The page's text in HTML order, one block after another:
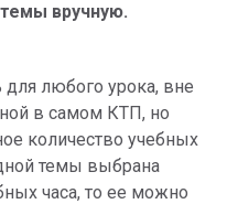
вручную.
любого урока, вне
в самом КТП, но
количество учебных
темы выбрана
часа, то ее можно